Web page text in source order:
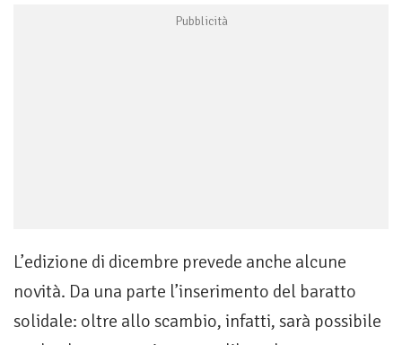
L’edizione di dicembre prevede anche alcune
novità. Da una parte l’inserimento del baratto
solidale: oltre allo scambio, infatti, sarà possibile